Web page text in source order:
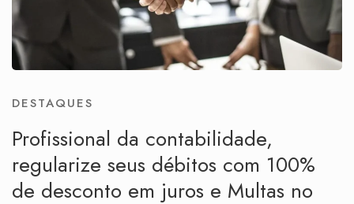
DESTAQUES
Profissional da contabilidade,
regularize seus débitos com 100%
de desconto em juros e Multas no